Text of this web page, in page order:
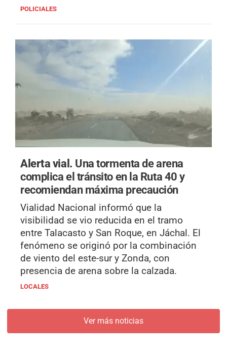
POLICIALES
Alerta vial. Una tormenta de arena
complica el tránsito en la Ruta 40 y
recomiendan máxima precaución
Vialidad Nacional informó que la
visibilidad se vio reducida en el tramo
entre Talacasto y San Roque, en Jáchal. El
fenómeno se originó por la combinación
de viento del este-sur y Zonda, con
presencia de arena sobre la calzada.
LOCALES
Ver más noticias